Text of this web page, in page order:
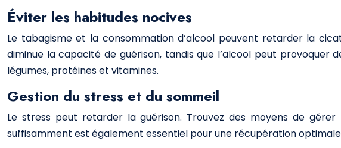
Éviter les habitudes nocives
Le tabagisme et la consommation d’alcool peuvent retarder la
diminue la capacité de guérison, tandis que l’alcool peut provoquer
légumes, protéines et vitamines.
Gestion du stress et du sommeil
Le stress peut retarder la guérison. Trouvez des moyens de
suffisamment est également essentiel pour une récupération